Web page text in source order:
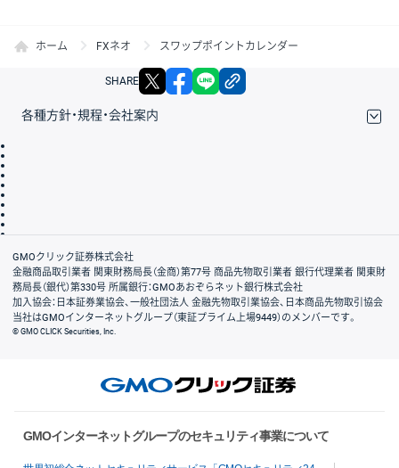
ホーム FXネオ スワップポイントカレンダー
SHARE X facebook
各種方針・規程・会社案内
会社案内
GMOクリック証券株式会社
金融商品取引業者 関東財務局長（金商）第77号 商品先物取引業者 銀行代理業者 関東財
務局長（銀代）第330号 所属銀行：GMOあおぞらネット銀行株式会社
加入協会：日本証券業協会、一般社団法人 金融先物取引業協会、日本商品先物取引協会
当社はGMOインターネットグループ（東証プライム上場9449）のメンバーです。
© GMO CLICK Securities, Inc.
GMOインターネットグループのセキュリティ事業について